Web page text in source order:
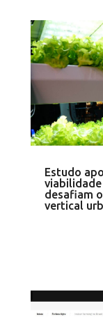
Estudo
desafiam
vertical